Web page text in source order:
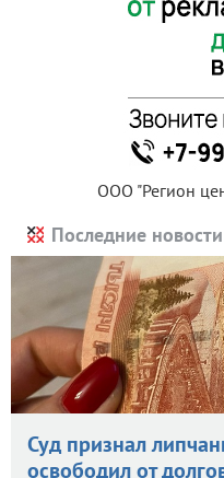
ООО "Регион
Последние новости
Суд признал
освободил от